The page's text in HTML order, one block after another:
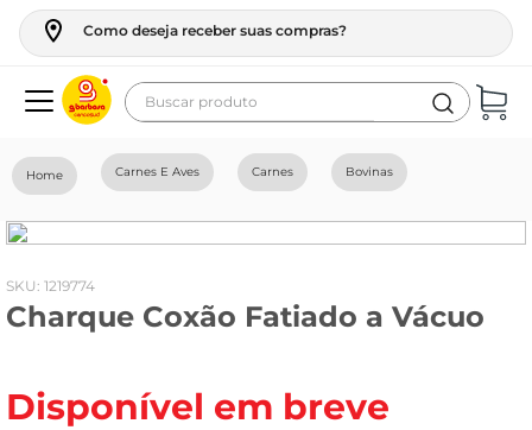
Como deseja receber suas compras?
Buscar produto
Carnes E Aves Carnes Bovinas
: 1219774
Charque Coxão Fatiado a Vácuo
Disponível em breve
geladeira
fogao
café
frango